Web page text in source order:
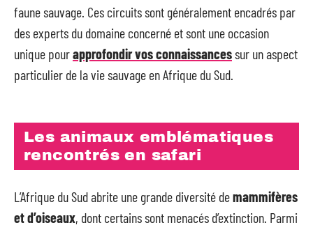
faune sauvage. Ces circuits sont généralement encadrés par
des experts du domaine concerné et sont une occasion
unique pourapprofondir vos connaissancessur un aspect
particulier de la vie sauvage en Afrique du Sud.
Les animaux emblématiques
rencontrés en safari
L’Afrique du Sud abrite une grande diversité demammifères
et d’oiseaux, dont certains sont menacés d’extinction. Parmi